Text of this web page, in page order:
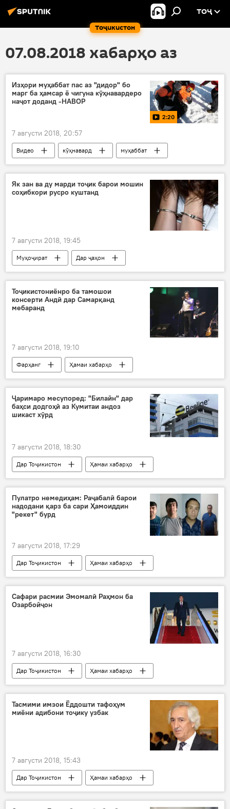
Тоҷикистон
ТОҶ
07.08.2018 хабарҳо аз
Изҳори муҳаббат пас аз "дидор" бо
марг ба ҳамсар ё чигуна кӯҳнавардеро
наҷот доданд -НАВОР
2:20
7 августи 2018, 20:57
Видео кӯҳнавард
муҳаббат
наҷот додан
Дар ҷаҳон
Як зан ва ду марди тоҷик барои мошин
соҳибкори русро куштанд
7 августи 2018, 19:45
Муҳоҷират
Дар ҷаҳон
Ҳамаи хабарҳо
мошин
муҳоҷир
Дар Русия
Дар Тоҷикистон
Тоҷикистониёнро ба тамошои
консерти Андӣ дар Самарқанд
мебаранд
7 августи 2018, 19:10
Фарҳанг
Ҳамаи хабарҳо
Андӣ Мададиён
ҳунарнамоӣ
Дар Тоҷикистон
Ҷаримаро месупоред: "Билайн" дар
баҳси додгоҳӣ аз Кумитаи андоз
шикаст хӯрд
7 августи 2018, 18:30
Дар Тоҷикистон
Ҳамаи хабарҳо
Ширкати "Билайн"
ҷарима андоз
Пулатро немедиҳам: Раҷабалӣ барои
надодани қарз ба сари Ҳамоиддин
"рекет" бурд
7 августи 2018, 17:29
Дар Тоҷикистон
Ҳамаи хабарҳо
рекет
қарздиҳӣ
Сафари расмии Эмомалӣ Раҳмон ба
Озарбойҷон
7 августи 2018, 16:30
Дар Тоҷикистон
Ҳамаи хабарҳо
мулоқот
Раҳмон
Озарбойҷон
Тасмими имзои Ёддошти тафоҳум
миёни адибони тоҷику узбак
7 августи 2018, 15:43
Дар Тоҷикистон
Ҳамаи хабарҳо
ҳамкорӣ
Узбакистон
Шоира